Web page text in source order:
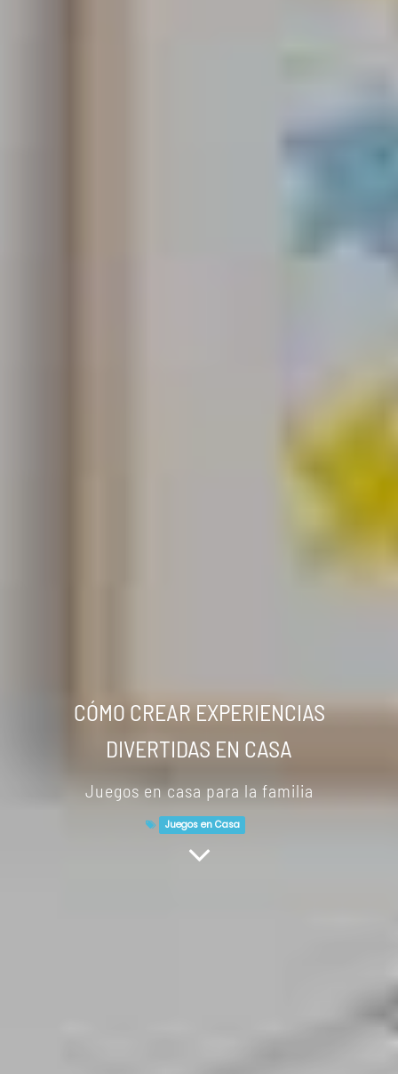
CÓMO CREAR EXPERIENCIAS
DIVERTIDAS EN CASA
Juegos en casa para la familia
Juegos en Casa